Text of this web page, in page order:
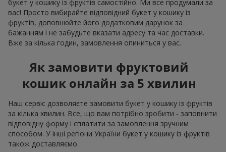
букет у кошику із фруктів самостійно. Ми все продумали за
вас! Просто вибирайте відповідний букет у кошику із
фруктів, доповнюйте його додатковим дарунок за
бажанням і не забудьте вказати адресу та час доставки.
Вже за кілька годин, замовлення опиниться у вас.
Як замовити фруктовий
кошик онлайн за 5 хвилин
Наш сервіс дозволяєте замовити букет у кошику із фруктів
за кілька хвилин. Все, що вам потрібно зробити - заповнити
відповідну форму і сплатити за замовлення зручним
способом. У інші регіони України букет у кошику із фруктів
також доставляємо.